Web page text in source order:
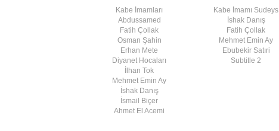
Kabe İmamları
Abdussamed
Fatih Çollak
Osman Şahin
Erhan Mete
Diyanet Hocaları
İlhan Tok
Mehmet Emin Ay
İshak Danış
İsmail Biçer
Ahmet El Acemi
Kabe İmamı Sudeys
İshak Danış
Fatih Çollak
Mehmet Emin Ay
Ebubekir Satıri
Subtitle 2